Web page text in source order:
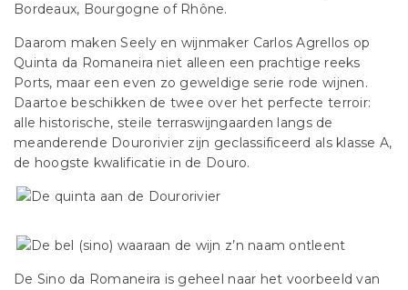
Bordeaux, Bourgogne of Rhône.
Daarom maken Seely en wijnmaker Carlos Agrellos op
Quinta da Romaneira niet alleen een prachtige reeks
Ports, maar een even zo geweldige serie rode wijnen.
Daartoe beschikken de twee over het perfecte terroir:
alle historische, steile terraswijngaarden langs de
meanderende Dourorivier zijn geclassificeerd als klasse A,
de hoogste kwalificatie in de Douro.
De Sino da Romaneira is geheel naar het voorbeeld van